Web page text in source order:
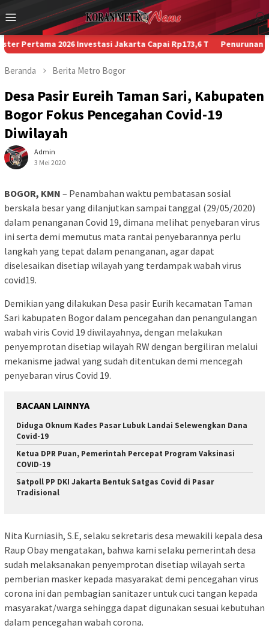
ke
konten
Menu
Mobile
2026 Investasi Jakarta Capai Rp173,6 T Penurunan
Beranda Berita Metro Bogor
Desa Pasir Eureih Taman Sari, Kabupaten
Bogor Fokus Pencegahan Covid-19
Diwilayah
Admin
3 Mei 2020
BOGOR, KMN – Penambahan waktu pembatasan sosial
berskala besar yang dilanjutkan sampai tanggal (29/05/2020)
dalam penanganan Covid 19, dimana melihat penyebaran virus
ini serta demi memutus mata rantai penyebarannya perlu
langkah yang tepat dalam penanganan, agar dapat
diselesaikan disetiap wilayah yang terdampak wabah virus
covid19.
Demikian yang dilakukan Desa pasir Eurih kecamatan Taman
Sari kabupaten Bogor dalam pencegahan dan penangulangan
wabah viris Covid 19 diwilayahnya, dengan melakukan
penyemprotan disetiap wilayah RW dengan bergiliran melalui
mekanisme jadwal yang sudah ditentukan demi mencegah
penyebaran virus Covid 19.
BACAAN LAINNYA
Diduga Oknum Kades Pasar Lubuk Landai Selewengkan Dana
Covid-19
Ketua DPR Puan, Pemerintah Percepat Program Vaksinasi
COVID-19
Satpoll PP DKI Jakarta Bentuk Satgas Covid di Pasar
Tradisional
Nita Kurniasih, S.E, selaku sekretaris desa mewakili kepala desa
Raup Obay mengatakan, bahwa kami selaku pemerintah desa
sudah melaksanakan penyemprotan disetiap wilayah serta
pemberian masker kepada masyarakat demi pencegahan virus
corona ini dan pembagian sanitazer untuk cuci tangan kepada
masyarakat/warga sehingga dapat digunakan sesuai kebutuhan
dalam pencegahan wabah corona.